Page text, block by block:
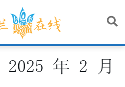
2025 年 2 月